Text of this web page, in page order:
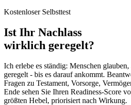
Kostenloser Selbsttest
Ist Ihr Nachlass
wirklich geregelt?
Ich erlebe es ständig: Menschen
geregelt - bis es darauf ankommt.
Fragen zu Testament, Vorsorge,
Ende sehen Sie Ihren Readiness-Score
größten Hebel, priorisiert nach Wirkung.